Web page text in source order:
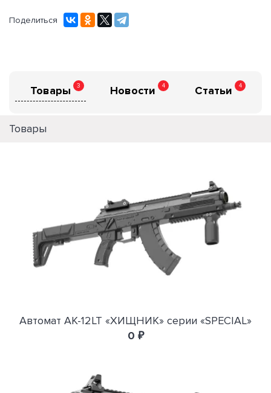
Поделиться
Товары 3 Новости 4 Статьи 4
Товары
Автомат АК-12LT «ХИЩНИК» серии «SPECIAL»
0 ₽